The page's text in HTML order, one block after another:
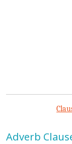
Adverb